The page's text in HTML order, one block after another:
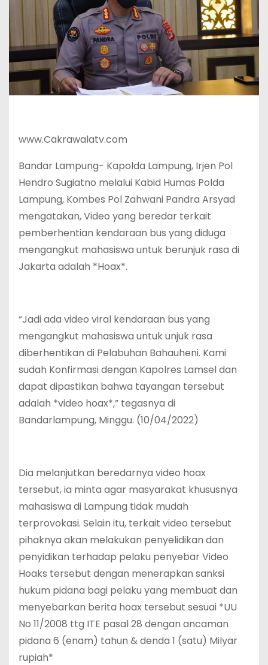
www.Cakrawalatv.com
Bandar Lampung- Kapolda Lampung, Irjen Pol
Hendro Sugiatno melalui Kabid Humas Polda
Lampung, Kombes Pol Zahwani Pandra Arsyad
mengatakan, Video yang beredar terkait
pemberhentian kendaraan bus yang diduga
mengangkut mahasiswa untuk berunjuk rasa di
Jakarta adalah *Hoax*.
“Jadi ada video viral kendaraan bus yang
mengangkut mahasiswa untuk unjuk rasa
diberhentikan di Pelabuhan Bahauheni. Kami
sudah Konfirmasi dengan Kapolres Lamsel dan
dapat dipastikan bahwa tayangan tersebut
adalah *video hoax*,” tegasnya di
Bandarlampung, Minggu. (10/04/2022)
Dia melanjutkan beredarnya video hoax
tersebut, ia minta agar masyarakat khususnya
mahasiswa di Lampung tidak mudah
terprovokasi. Selain itu, terkait video tersebut
pihaknya akan melakukan penyelidikan dan
penyidikan terhadap pelaku penyebar Video
Hoaks tersebut dengan menerapkan sanksi
hukum pidana bagi pelaku yang membuat dan
menyebarkan berita hoax tersebut sesuai *UU
No 11/2008 ttg ITE pasal 28 dengan ancaman
pidana 6 (enam) tahun & denda 1 (satu) Milyar
rupiah*